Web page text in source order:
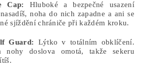
Cap:
Hluboké a bezpečné usazení
noha do nich zapadne a ani se
sjíždění chrániče při každém kroku.
Guard: Lýtko v totálním obklíčení.
nohy doslova omotá, takže sekeru